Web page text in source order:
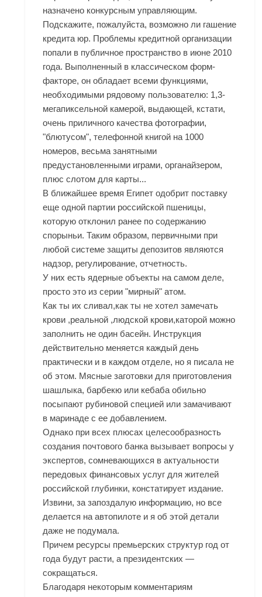
назначено конкурсным управляющим.
Подскажите, пожалуйста, возможно ли гашение
кредита юр. Проблемы кредитной организации
попали в публичное пространство в июне 2010
года. Выполненный в классическом форм-
факторе, он обладает всеми функциями,
необходимыми рядовому пользователю: 1,3-
мегапиксельной камерой, выдающей, кстати,
очень приличного качества фотографии,
"блютусом", телефонной книгой на 1000
номеров, весьма занятными
предустановленными играми, органайзером,
плюс слотом для карты...
В ближайшее время Египет одобрит поставку
еще одной партии российской пшеницы,
которую отклонил ранее по содержанию
спорыньи. Таким образом, первичными при
любой системе защиты депозитов являются
надзор, регулирование, отчетность.
У них есть ядерные объекты на самом деле,
просто это из серии "мирный" атом.
Как ты их сливал,как ты не хотел замечать
крови ,реальной ,людской крови,каторой можно
заполнить не один басейн. Инструкция
действительно меняется каждый день
практически и в каждом отделе, но я писала не
об этом. Мясные заготовки для приготовления
шашлыка, барбекю или кебаба обильно
посыпают рубиновой специей или замачивают
в маринаде с ее добавлением.
Однако при всех плюсах целесообразность
создания почтового банка вызывает вопросы у
экспертов, сомневающихся в актуальности
передовых финансовых услуг для жителей
российской глубинки, констатирует издание.
Извини, за запоздалую информацию, но все
делается на автопилоте и я об этой детали
даже не подумала.
Причем ресурсы премьерских структур год от
года будут расти, а президентских —
сокращаться.
Благодаря некоторым комментариям